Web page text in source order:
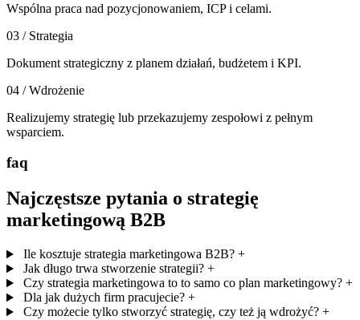
Wspólna praca nad pozycjonowaniem, ICP i celami.
03 / Strategia
Dokument strategiczny z planem działań, budżetem i KPI.
04 /Wdrożenie
Realizujemy strategię lub przekazujemy zespołowi z pełnym
wsparciem.
faq
Najczęstsze pytania o strategię
marketingową B2B
Ile kosztuje strategia marketingowa B2B? +
Jak długo trwa stworzenie strategii? +
Czy strategia marketingowa to to samo co plan marketingowy? +
Dla jak dużych firm pracujecie? +
Czy możecie tylko stworzyć strategię, czy też ją wdrożyć? +